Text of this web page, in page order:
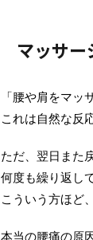
マッサ
「腰や肩をマッ
これは自然な反
ただ、翌日また
何度も繰り返し
こういう方ほど
本当の腰痛の原